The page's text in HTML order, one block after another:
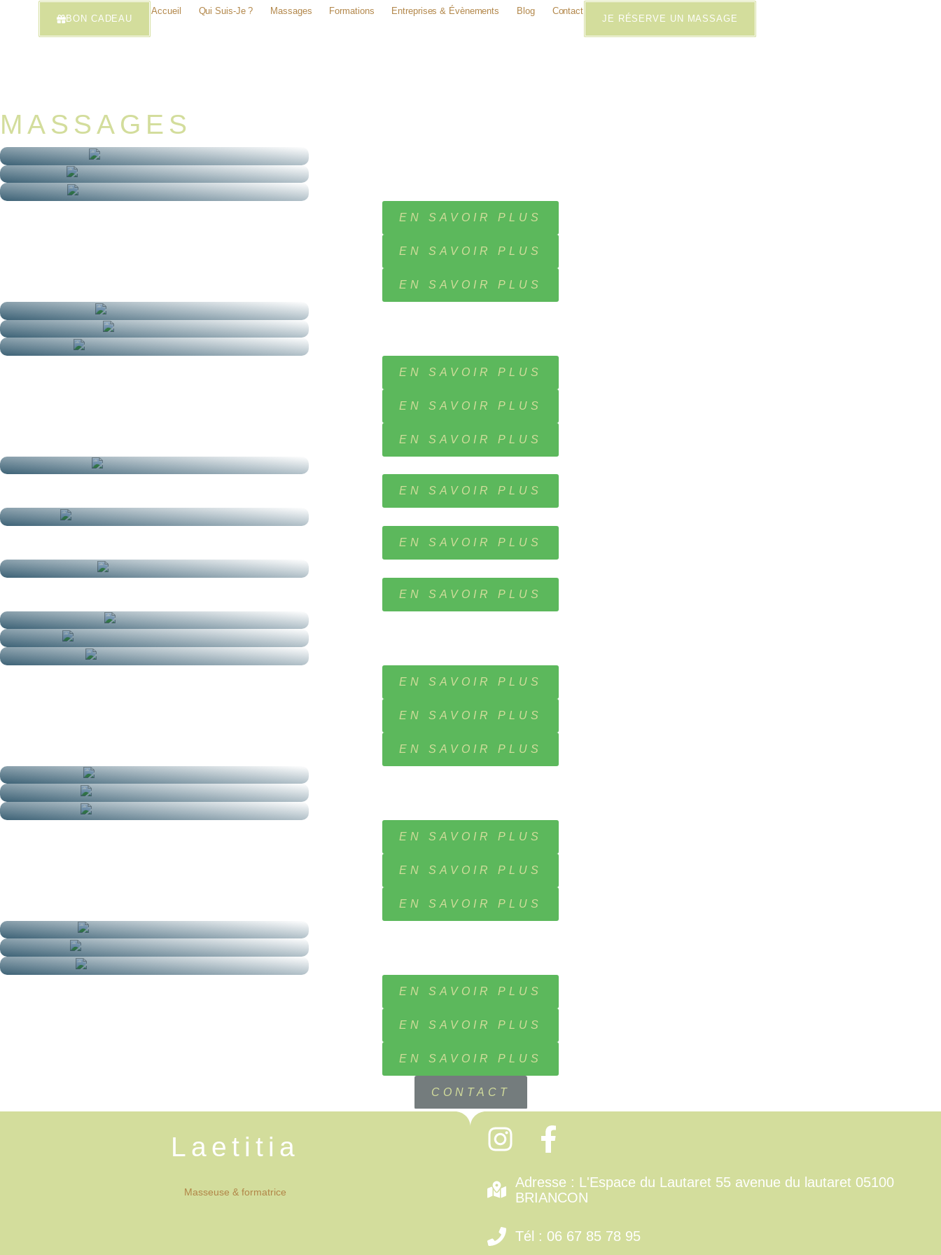
BON CADEAU
Accueil Qui Suis-Je ? Massages Formations Entreprises & Évènements Blog Contact
JE RÉSERVE UN MASSAGE
MASSAGES
Les Bases Du Massage
Les Fondamentaux Du Massage
Devenir Masseur Professionnel
EN SAVOIR PLUS
EN SAVOIR PLUS
EN SAVOIR PLUS
Massage Suédois
Massage Aux Bols Chantants
EN SAVOIR PLUS
EN SAVOIR PLUS
EN SAVOIR PLUS
EN SAVOIR PLUS
Massage Féminité Au Quartz
EN SAVOIR PLUS
EN SAVOIR PLUS
Massage Au Ballon D'eau Chaude
Massage Drainant Corps
EN SAVOIR PLUS
EN SAVOIR PLUS
EN SAVOIR PLUS
Massage Femme Enceinte
Liftant Japonais Du Visage
EN SAVOIR PLUS
EN SAVOIR PLUS
EN SAVOIR PLUS
Crânien Métiers De La Coiffure
Assis Métiers De La Coiffure
EN SAVOIR PLUS
EN SAVOIR PLUS
EN SAVOIR PLUS
CONTACT
Laetitia
Masseuse & formatrice
Adresse : L'Espace du Lautaret 55 avenue du lautaret 05100
BRIANCON
Tél : 06 67 85 78 95